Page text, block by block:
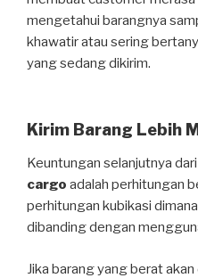
mengetahui barangnya
khawatir atau sering
yang sedang dikirim.
Kirim Barang Lebih
Keuntungan selanjutnya dari
cargo adalah perhitungan
perhitungan kubikasi
dibanding dengan
Jika barang yang berat